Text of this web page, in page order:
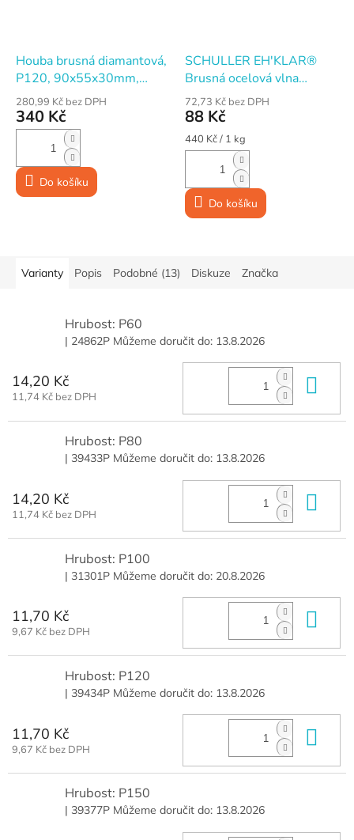
Houba brusná diamantová,
P120, 90x55x30mm,
FESTA
280,99 Kč bez DPH
340 Kč
Do košíku
SCHULLER EH'KLAR®
Brusná ocelová vlna
SCRATCH · 200 g · č. 1
středně hrubá
72,73 Kč bez DPH
88 Kč
Měrná
cena:
440 Kč / 1 kg
Do košíku
Varianty Popis Podobné (13) Diskuze Značka
Hrubost: P60
| 24862P Můžeme doručit do: 13.8.2026
14,20 Kč
11,74 Kč bez DPH
Hrubost: P80
| 39433P Můžeme doručit do: 13.8.2026
14,20 Kč
11,74 Kč bez DPH
Hrubost: P100
| 31301P Můžeme doručit do: 20.8.2026
11,70 Kč
9,67 Kč bez DPH
Hrubost: P120
| 39434P Můžeme doručit do: 13.8.2026
11,70 Kč
9,67 Kč bez DPH
Hrubost: P150
| 39377P Můžeme doručit do: 13.8.2026